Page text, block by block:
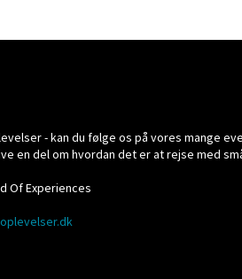
- kan du følge os på vores mange
en del om hvordan det er at rejse med
Of Experiences